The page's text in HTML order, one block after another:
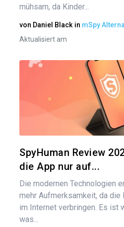
mühsam, da Kinder...
von Daniel Black in mSpy
Aktualisiert am
SpyHuman Review
die App nur auf...
Die modernen Technologien
mehr Aufmerksamkeit, da
im Internet verbringen. Es ist
was...